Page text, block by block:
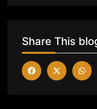
Share This